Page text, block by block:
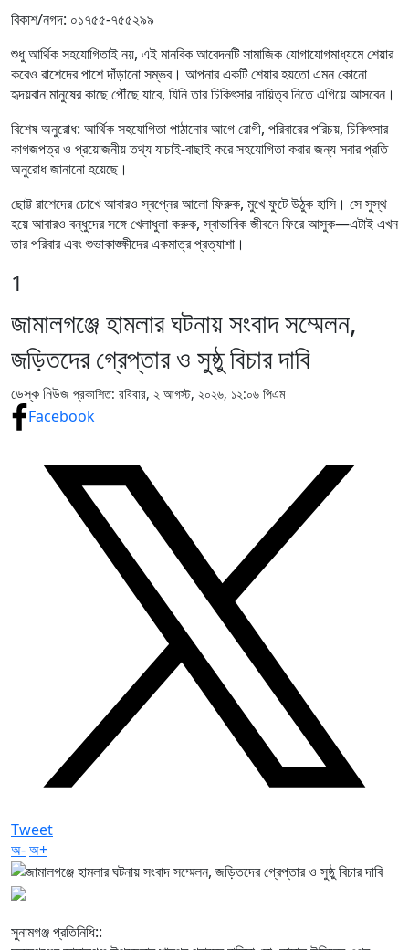
বিকাশ/নগদ: ০১৭৫৫-৭৫৫২৯৯
শুধু আর্থিক সহযোগিতাই নয়, এই মানবিক আবেদনটি সামাজিক যোগাযোগমাধ্যমে শেয়ার
করেও রাশেদের পাশে দাঁড়ানো সম্ভব। আপনার একটি শেয়ার হয়তো এমন কোনো
হৃদয়বান মানুষের কাছে পৌঁছে যাবে, যিনি তার চিকিৎসার দায়িত্ব নিতে এগিয়ে আসবেন।
বিশেষ অনুরোধ: আর্থিক সহযোগিতা পাঠানোর আগে রোগী, পরিবারের পরিচয়, চিকিৎসার
কাগজপত্র ও প্রয়োজনীয় তথ্য যাচাই-বাছাই করে সহযোগিতা করার জন্য সবার প্রতি
অনুরোধ জানানো হয়েছে।
ছোট্ট রাশেদের চোখে আবারও স্বপ্নের আলো ফিরুক, মুখে ফুটে উঠুক হাসি। সে সুস্থ
হয়ে আবারও বন্ধুদের সঙ্গে খেলাধুলা করুক, স্বাভাবিক জীবনে ফিরে আসুক—এটাই এখন
তার পরিবার এবং শুভাকাঙ্ক্ষীদের একমাত্র প্রত্যাশা।
1
জামালগঞ্জে হামলার ঘটনায় সংবাদ সম্মেলন,
জড়িতদের গ্রেপ্তার ও সুষ্ঠু বিচার দাবি
ডেস্ক নিউজ প্রকাশিত: রবিবার, ২ আগস্ট, ২০২৬, ১২:০৬ পিএম
Facebook
Tweet
অ-অ+
‎সুনামগঞ্জ প্রতিনিধি::